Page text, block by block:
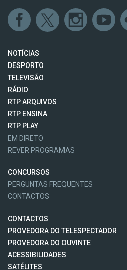
NOTÍCIAS
DESPORTO
TELEVISÃO
RÁDIO
RTP ARQUIVOS
RTP ENSINA
RTP PLAY
EM DIRETO
REVER PROGRAMAS
CONCURSOS
PERGUNTAS FREQUENTES
CONTACTOS
CONTACTOS
PROVEDORA DO TELESPECTADOR
PROVEDORA DO OUVINTE
ACESSIBILIDADES
SATÉLITES